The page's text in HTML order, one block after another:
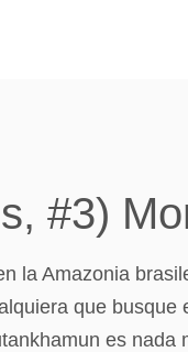
#3)
la Amazonia
que
es nada